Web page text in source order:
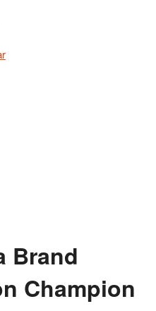
Brand
Champion